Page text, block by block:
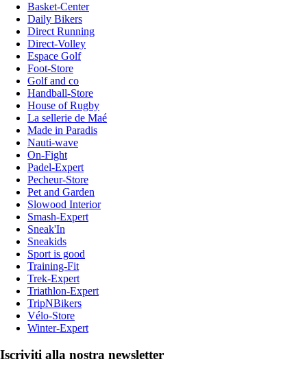
Basket-Center
Daily Bikers
Direct Running
Direct-Volley
Espace Golf
Foot-Store
Golf and co
Handball-Store
House of Rugby
La sellerie de Maé
Made in Paradis
Nauti-wave
On-Fight
Padel-Expert
Pecheur-Store
Pet and Garden
Slowood Interior
Smash-Expert
Sneak'In
Sneakids
Sport is good
Training-Fit
Trek-Expert
Triathlon-Expert
TripNBikers
Vélo-Store
Winter-Expert
Iscriviti alla nostra newsletter